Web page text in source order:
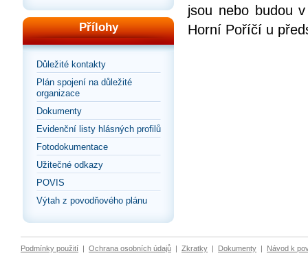
Přílohy
Důležité kontakty
Plán spojení na důležité
organizace
Dokumenty
Evidenční listy hlásných profilů
Fotodokumentace
Užitečné odkazy
POVIS
Výtah z povodňového plánu
jsou nebo budou
Horní Poříčí u
Podmínky použití | Ochrana osobních údajů | Zkratky | Dokumenty | Návod k